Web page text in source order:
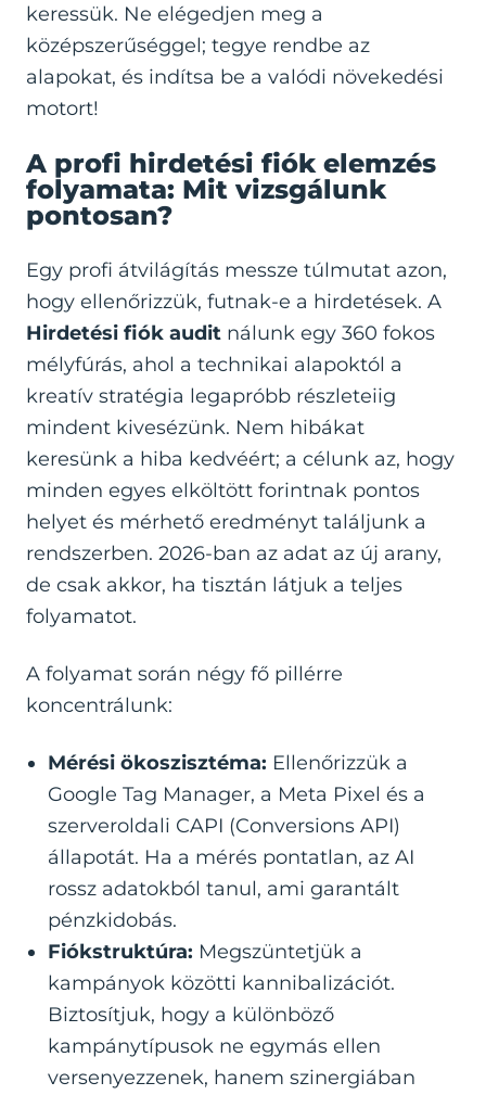
keressük. Ne elégedjen meg a
középszerűséggel; tegye rendbe az
alapokat, és indítsa be a valódi növekedési
motort!
A profi hirdetési fiók elemzés
folyamata: Mit vizsgálunk
pontosan?
Egy profi átvilágítás messze túlmutat azon,
hogy ellenőrizzük, futnak-e a hirdetések. A
Hirdetési fiók audit nálunk egy 360 fokos
mélyfúrás, ahol a technikai alapoktól a
kreatív stratégia legapróbb részleteiig
mindent kivesézünk. Nem hibákat
keresünk a hiba kedvéért; a célunk az, hogy
minden egyes elköltött forintnak pontos
helyet és mérhető eredményt találjunk a
rendszerben. 2026-ban az adat az új arany,
de csak akkor, ha tisztán látjuk a teljes
folyamatot.
A folyamat során négy fő pillérre
koncentrálunk:
Mérési ökoszisztéma: Ellenőrizzük a
Google Tag Manager, a Meta Pixel és a
szerveroldali CAPI (Conversions API)
állapotát. Ha a mérés pontatlan, az AI
rossz adatokból tanul, ami garantált
pénzkidobás.
Fiókstruktúra: Megszüntetjük a
kampányok közötti kannibalizációt.
Biztosítjuk, hogy a különböző
kampánytípusok ne egymás ellen
versenyezzenek, hanem szinergiában